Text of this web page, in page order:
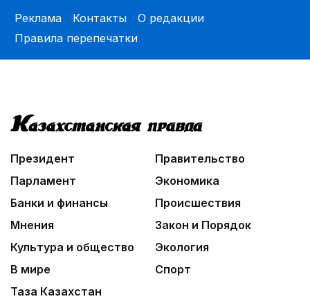
Реклама Контакты
О редакции
Правила перепечатки
Президент
Правительство
Парламент
Экономика
Банки и финансы
Происшествия
Мнения
Закон и Порядок
Культура и общество
Экология
В мире
Спорт
Таза Казахстан